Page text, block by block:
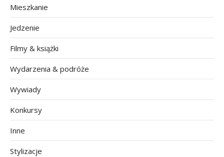
Mieszkanie
Jedzenie
Filmy & książki
Wydarzenia & podróże
Wywiady
Konkursy
Inne
Stylizacje